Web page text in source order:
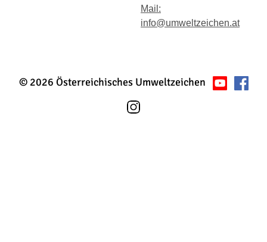
Mail:
info@umweltzeichen.at
© 2026 Österreichisches Umweltzeichen